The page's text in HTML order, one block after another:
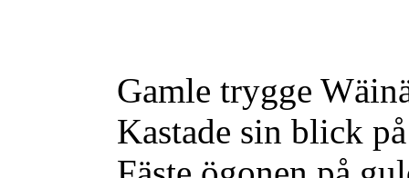
Gamle trygge
Kastade sin blick